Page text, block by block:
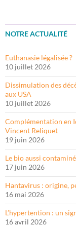
NOTRE ACTUALITÉ
Euthanasie légalisée ?
10 juillet 2026
Dissimulation des
aux USA
10 juillet 2026
Complémentation en
Vincent Reliquet
19 juin 2026
Le bio aussi
17 juin 2026
Hantavirus : origine,
16 mai 2026
L’hypertention : un
16 avril 2026